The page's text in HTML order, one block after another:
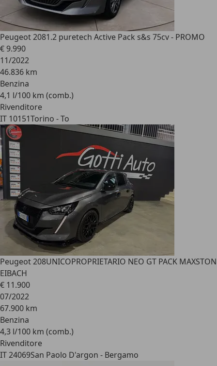
Peugeot 2081.2 puretech Active Pack s&s 75cv - PROMO
€ 9.990
11/2022
46.836 km
Benzina
4,1 l/100 km (comb.)
Rivenditore
IT 10151Torino - To
Peugeot 208UNICOPROPRIETARIO NEO GT PACK MAXSTON
EIBACH
€ 11.900
07/2022
67.900 km
Benzina
4,3 l/100 km (comb.)
Rivenditore
IT 24069San Paolo D'argon - Bergamo